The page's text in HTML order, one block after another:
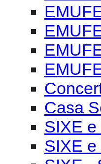
Casa
SIXE
SIXE